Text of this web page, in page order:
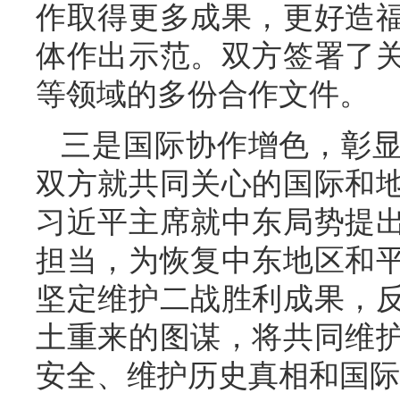
作取得更多成果，更好造
体作出示范。双方签署了
等领域的多份合作文件。
三是国际协作增色，彰
双方就共同关心的国际和
习近平主席就中东局势提
担当，为恢复中东地区和
坚定维护二战胜利成果，
土重来的图谋，将共同维
安全、维护历史真相和国